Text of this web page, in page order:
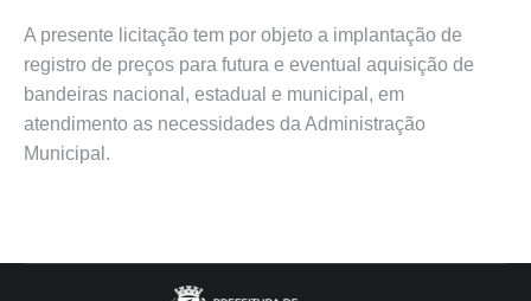
A presente licitação tem por objeto a implantação de
registro de preços para futura e eventual aquisição de
bandeiras nacional, estadual e municipal, em
atendimento as necessidades da Administração
Municipal.